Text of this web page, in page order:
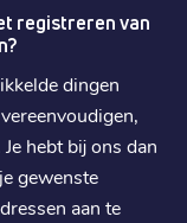
registreren van
dingen
hebt bij ons dan
gewenste
aan te